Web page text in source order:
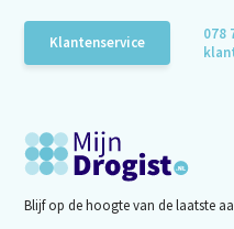
Klantenservice
078
Blijf op de hoogte van de laatste